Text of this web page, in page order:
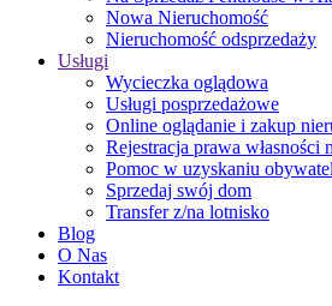
Nowa Nieruchomość
Nieruchomość odsprzedaży
Usługi
Wycieczka oglądowa
Usługi posprzedażowe
Online oglądanie i zakup
Rejestracja prawa
Pomoc w uzyskaniu
Sprzedaj swój dom
Transfer z/na lotnisko
Blog
O Nas
Kontakt